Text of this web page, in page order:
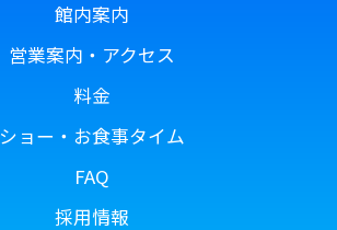
館内案内
営業案内・アクセス
料金
ショー・お食事タイム
FAQ
採用情報